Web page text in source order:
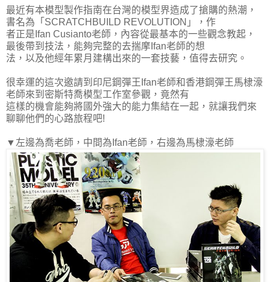
最近有本模型製作指南在台灣的模型界造成了搶購的熱潮，
書名為「SCRATCHBUILD REVOLUTION」，作
者正是Ifan Cusianto老師，內容從最基本的一些觀念教起，
最後帶到技法，能夠完整的去揣摩Ifan老師的想
法，以及他經年累月建構出來的一套技藝，值得去研究。
很幸運的這次邀請到印尼鋼彈王Ifan老師和香港鋼彈王馬棣濠
老師來到密斯特喬模型工作室參觀，竟然有
這樣的機會能夠將國外強大的能力集結在一起，就讓我們來
聊聊他們的心路旅程吧!
▼左邊為喬老師，中間為Ifan老師，右邊為馬棣濠老師